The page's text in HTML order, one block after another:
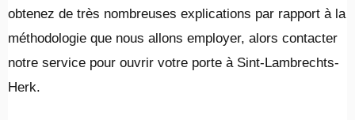
obtenez de très nombreuses explications par rapport à la
méthodologie que nous allons employer, alors contacter
notre service pour ouvrir votre porte à Sint-Lambrechts-
Herk.